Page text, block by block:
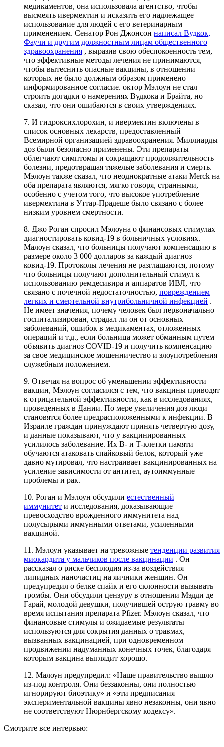
медикаментов, она использовала агентство, чтобы
высмеять ивермектин и исказить его надлежащее
использование для людей с его ветеринарным
применением. Сенатор Рон Джонсон написал Вудкок,
Фаучи и другим должностным лицам общественного
здравоохранения , выразив свою обеспокоенность тем,
что эффективные методы лечения не принимаются,
чтобы вытеснить опасные вакцины, в отношении
которых не было должным образом применено
информированное согласие. октор Мэлоун не стал
строить догадки о намерениях Вудкока и Брайта, но
сказал, что они ошибаются в своих утверждениях.
7. И гидроксихлорохин, и ивермектин включены в
список основных лекарств, предоставленный
Всемирной организацией здравоохранения. Миллиарды
доз были безопасно применены. Эти препараты
облегчают симптомы и сокращают продолжительность
болезни, предотвращая тяжелые заболевания и смерть.
Мэлоун также сказал, что неоднократные атаки Merck на
оба препарата являются, мягко говоря, странными,
особенно с учетом того, что высокое употребление
ивермектина в Уттар-Прадеше было связано с более
низким уровнем смертности.
8. Джо Роган спросил Мэлоуна о финансовых стимулах
диагностировать ковид-19 в больничных условиях.
Малоун сказал, что больницы получают компенсацию в
размере около 3 000 долларов за каждый диагноз
ковид-19. Протоколы лечения не разглашаются, потому
что больницы получают дополнительный стимул к
использованию ремдесивира и аппаратов ИВЛ, что
связано с почечной недостаточностью, повреждением
легких и смертельной внутрибольничной инфекцией .
Не имеет значения, почему человек был первоначально
госпитализирован, страдал ли он от основных
заболеваний, ошибок в медикаментах, отложенных
операций и т.д., если больница может обманным путем
объявить диагноз COVID-19 и получить компенсацию
за свое медицинское мошенничество и злоупотребления
служебным положением.
9. Отвечая на вопрос об уменьшении эффективности
вакцин, Мэлоун согласился с тем, что вакцины приводят
к отрицательной эффективности, как в исследованиях,
проведенных в Дании. По мере увеличения доз люди
становятся более предрасположенными к инфекции. В
Израиле граждан принуждают принять четвертую дозу,
и данные показывают, что у вакцинированных
усилилось заболевание. Их В- и Т-клетки памяти
обучаются атаковать спайковый белок, который уже
давно мутировал, что настраивает вакцинированных на
усиление зависимости от антител, аутоиммунные
проблемы и рак.
10. Роган и Мэлоун обсудили естественный
иммунитет и исследования, доказывающие
превосходство врожденного иммунитета над
полусырыми иммунными ответами, усиленными
вакциной.
11. Мэлоун указывает на тревожные тенденции развития
миокардита у мальчиков после вакцинации . Он
рассказал о риске бесплодия из-за воздействия
липидных наночастиц на яичники женщин. Он
предупредил о белке спайк и его склонности вызывать
тромбы. Они обсудили цензуру в отношении Мэдди де
Гарай, молодой девушки, получившей острую травму во
время испытания препарата Pfizer. Мэлоун сказал, что
финансовые стимулы и ожидаемые результаты
используются для сокрытия данных о травмах,
вызванных вакцинацией, при одновременном
продвижении надуманных конечных точек, благодаря
которым вакцина выглядит хорошо.
12. Малоун предупредил: «Наше правительство вышло
из-под контроля. Они беззаконны, они полностью
игнорируют биоэтику» и «эти предписания
экспериментальной вакцины явно незаконны, они явно
не соответствуют Нюрнбергскому кодексу».
Смотрите все интервью: